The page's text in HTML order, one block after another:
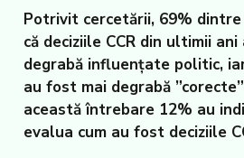
Potrivit cercetării, 69%
că deciziile CCR din ultimii
degrabă influențate politic,
au fost mai degrabă
această întrebare 12% au
evalua cum au fost deciziile